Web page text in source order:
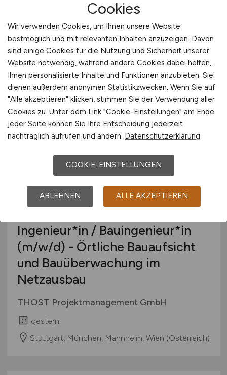
Ingenieurin / Ingenieur
der Elektrotechnik für die
Museumsinsel Berlin
Bundesamt für Bauwesen und Raumordnung
(BBR)
gestern
Berlin
Ingenieur*in / Bauingenieur*in
(m/w/d) - Örtliche Bauaufsicht
und Bauüberwachung im
Netzausbau
THOST Projektmanagement GmbH
gestern
Stuttgart, München, Mannheim, Wien (Österreich)
Cookies
Wir verwenden Cookies, um Ihnen unsere Website
bestmöglich und mit relevanten Inhalten anzuzeigen. Davon
sind einige Cookies für die Nutzung und Sicherheit unserer
Website notwendig, während andere Cookies dabei helfen,
Ihnen personalisierte Inhalte und Funktionen anzubieten. Sie
dienen außerdem anonymen Statistikzwecken. Wenn Sie auf
"Alle akzeptieren" klicken, stimmen Sie der Verwendung aller
Cookies zu. Unter dem Link "Cookie-Einstellungen" am Ende
jeder Seite können Sie Ihre Entscheidung jederzeit
nachträglich aufrufen und ändern. Datenschutzerklärung
COOKIE-EINSTELLUNGEN
ABLEHNEN ALLE AKZEPTIEREN